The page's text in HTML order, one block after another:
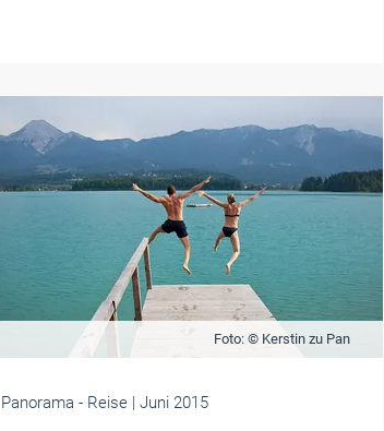
Foto: © Kerstin zu Pan
Panorama - Reise | Juni 2015